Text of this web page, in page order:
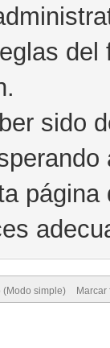
sido
(Modo simple)